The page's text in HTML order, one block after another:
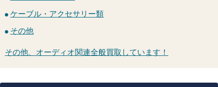
ケーブル・アクセサリー類
その他
その他、オーディオ関連全般買取しています！